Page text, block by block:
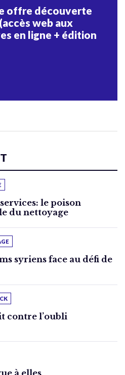
offre découverte
web aux
en ligne + édition
le poison
du nettoyage
syriens face au défi de
contre l’oubli